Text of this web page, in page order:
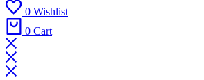
0 Wishlist
0 Cart